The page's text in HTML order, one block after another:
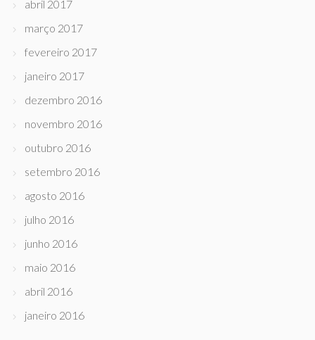
abril 2017
março 2017
fevereiro 2017
janeiro 2017
dezembro 2016
novembro 2016
outubro 2016
setembro 2016
agosto 2016
julho 2016
junho 2016
maio 2016
abril 2016
janeiro 2016